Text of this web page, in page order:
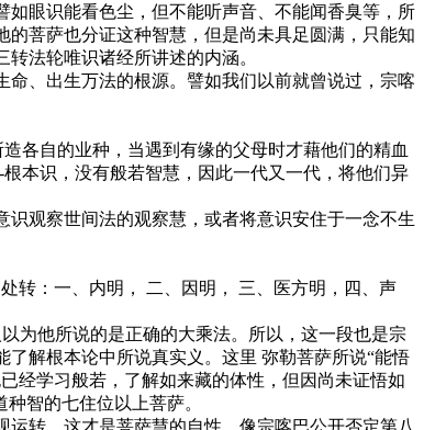
眼识能看色尘，但不能听声音、不能闻香臭等，所
菩萨也分证这种智慧，但是尚未具足圆满，只能知
法轮唯识诸经所讲述的内涵。
、出生万法的根源。譬如我们以前就曾说过，宗喀
各自的业种，当遇到有缘的父母时才藉他们的精血
本识，没有般若智慧，因此一代又一代，将他们异
观察世间法的观察慧，或者将意识安住于一念不生
转：一、内明， 二、因明， 三、医方明，四、声
为他所说的是正确的大乘法。所以，这一段也是宗
解根本论中所说真实义。这里 弥勒菩萨所说“能悟
经学习般若，了解如来藏的体性，但因尚未证悟如
智的七住位以上菩萨。